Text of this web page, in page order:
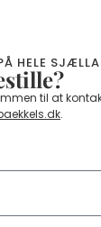
HELE
til at
.​